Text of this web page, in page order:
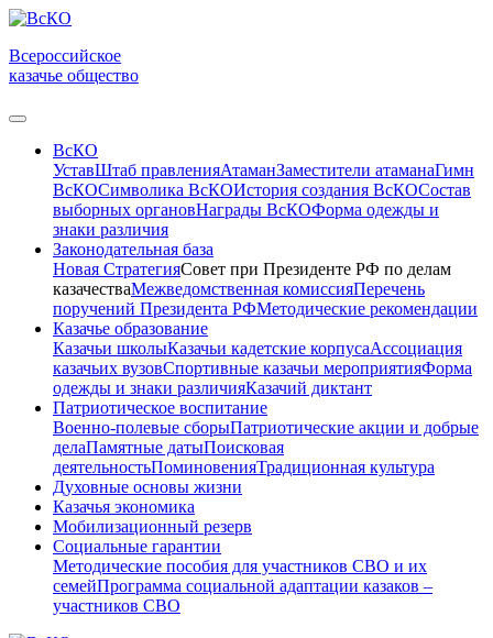
Всероссийское
казачье общество
ВсКО
УставШтаб правленияАтаманЗаместители атаманаГимн
ВсКОСимволика ВсКОИстория создания ВсКОСостав
выборных органовНаграды ВсКОФорма одежды и
знаки различия
Законодательная база
Новая СтратегияСовет при Президенте РФ по делам
казачестваМежведомственная комиссияПеречень
поручений Президента РФМетодические рекомендации
Казачье образование
Казачьи школыКазачьи кадетские корпусаАссоциация
казачьих вузовСпортивные казачьи мероприятияФорма
одежды и знаки различияКазачий диктант
Патриотическое воспитание
Военно-полевые сборыПатриотические акции и добрые
делаПамятные датыПоисковая
деятельностьПоминовенияТрадиционная культура
Духовные основы жизни
Казачья экономика
Мобилизационный резерв
Социальные гарантии
Методические пособия для участников СВО и их
семейПрограмма социальной адаптации казаков –
участников СВО